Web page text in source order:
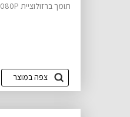
תומך ברזולוציית 1080P. תמיכה בכל ד...
צפה במוצר